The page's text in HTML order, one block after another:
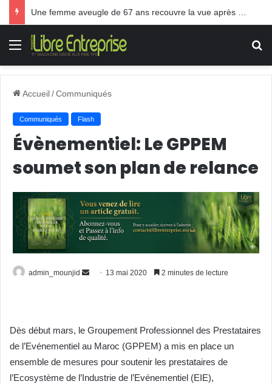
Menu
Accueil/Communiqués
Communiqués Flash
Évènementiel: Le GPPEM
soumet son plan de relance
admin_mounjid
y
e
r
u
13 mai 2020 2 minutes de lecture
Dès début mars, le Groupement Professionnel des Prestataires
de l’Evénementiel au Maroc (GPPEM) a mis en place un
ensemble de mesures pour soutenir les prestataires de
l’Ecosystème de l’Industrie de l’Evénementiel (EIE),